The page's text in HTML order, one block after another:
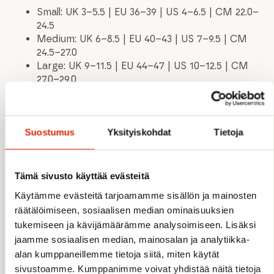
Suostumus Yksityiskohdat Tietoja
Tämä sivusto käyttää evästeitä
Käytämme evästeitä tarjoamamme sisällön ja mainosten
räätälöimiseen, sosiaalisen median ominaisuuksien
tukemiseen ja kävijämäärämme analysoimiseen. Lisäksi
jaamme sosiaalisen median, mainosalan ja analytiikka-
alan kumppaneillemme tietoja siitä, miten käytät
sivustoamme. Kumppanimme voivat yhdistää näitä tietoja
ultrakevyt rakenne
Zero Debris Cuff estää roskien pääsyn
Sport Fit -kompressiotuki
Overfoot ventilation lisää hengittävyyttä
Toe Guard vahvistettu kärki
Natural Toe Spread
Y-Heel-rakenne
Small: UK 3–5.5 | EU 36–39 | US 4–6.5 | CM 22.0–
24.5
Medium: UK 6–8.5 | EU 40–43 | US 7–9.5 | CM
24.5–27.0
Large: UK 9–11.5 | EU 44–47 | US 10–12.5 | CM
27.0–29.0